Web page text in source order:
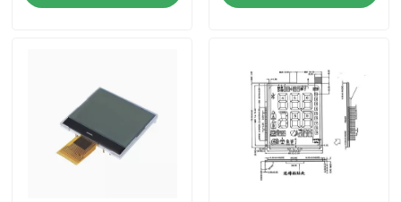
Προϊόντα
VR παρουσιάστε